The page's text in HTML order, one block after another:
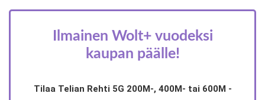
Ilmainen Wolt+ vuodeksi
kaupan päälle!
Tilaa Telian Rehti 5G 200M-, 400M- tai 600M -